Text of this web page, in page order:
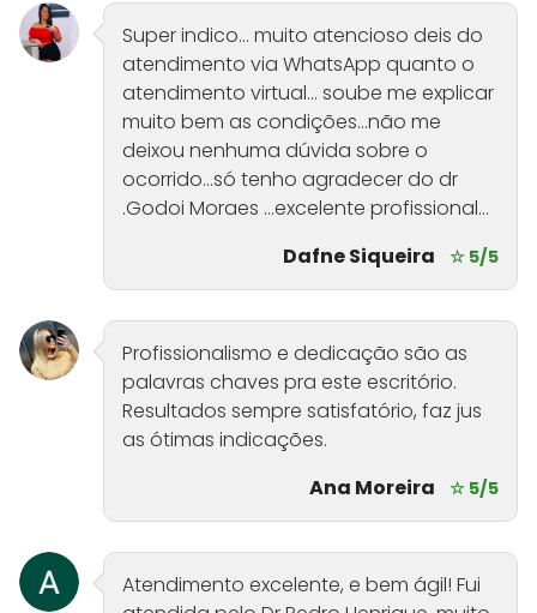
Super indico… muito atencioso deis do
atendimento via WhatsApp quanto o
atendimento virtual… soube me explicar
muito bem as condições…não me
deixou nenhuma dúvida sobre o
ocorrido…só tenho agradecer do dr
.Godoi Moraes …excelente profissional…
Dafne Siqueira
☆ 5/5
Profissionalismo e dedicação são as
palavras chaves pra este escritório.
Resultados sempre satisfatório, faz jus
as ótimas indicações.
Ana Moreira
☆ 5/5
Atendimento excelente, e bem ágil! Fui